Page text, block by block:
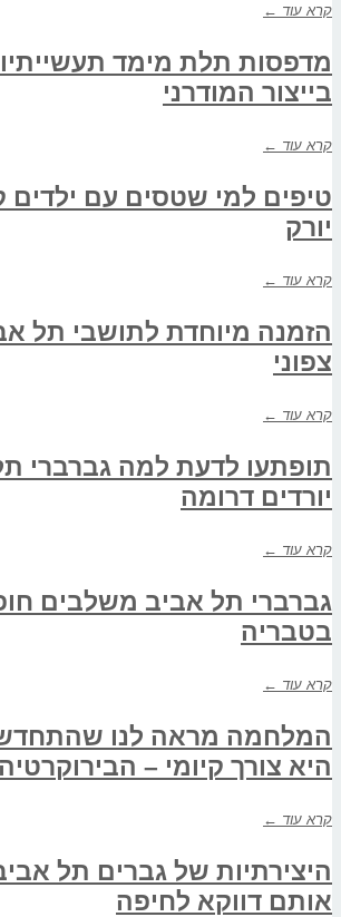
קרא עוד ←
מדפסות תלת מימד
בייצור המודרני
קרא עוד ←
טיפים למי שטסים עם ילדים
יורק
קרא עוד ←
הזמנה מיוחדת לתושבי תל
צפוני
קרא עוד ←
תופתעו לדעת למה גברברי
יורדים דרומה
קרא עוד ←
גברברי תל אביב משלבים
בטבריה
קרא עוד ←
המלחמה מראה לנו
היא צורך קיומי –
קרא עוד ←
היצירתיות של גברים תל
אותם דווקא לחיפה